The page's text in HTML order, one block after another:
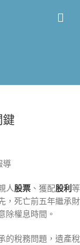
導
人股票 、獲配股利 等
，死亡前五年繼承財
除權息時間。
的稅務問題，遺產稅